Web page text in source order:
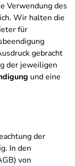
Verwendung des
Wir halten die
für
gebracht
der jeweiligen
und eine
der
In den
von